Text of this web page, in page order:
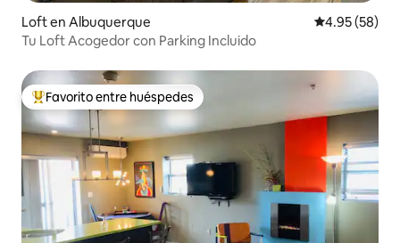
Loft en Albuquerque Calificación
4.95 (58)
Tu Loft Acogedor con Parking Incluido
De los mejores en Favorito entre huéspedes
Favorito entre huéspedes